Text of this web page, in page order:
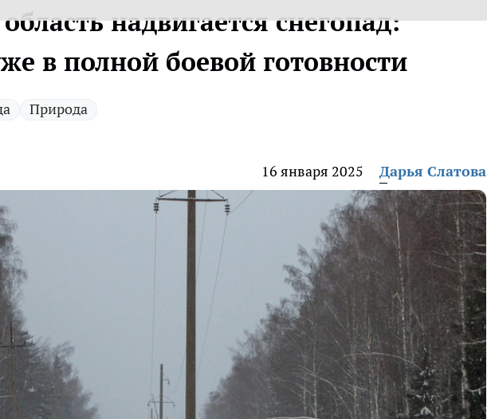
надвигается снегопад:
в полной боевой готовности
Природа
16 января 2025 Дарья Слатова